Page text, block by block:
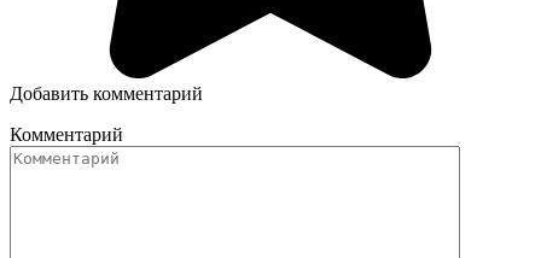
Добавить комментарий
Комментарий